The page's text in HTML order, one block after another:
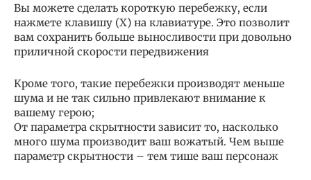
Вы можете сделать короткую перебежку, если
нажмете клавишу (Х) на клавиатуре. Это позволит
вам сохранить больше выносливости при довольно
приличной скорости передвижения
Кроме того, такие перебежки производят меньше
шума и не так сильно привлекают внимание к
вашему герою;
От параметра скрытности зависит то, насколько
много шума производит ваш вожатый. Чем выше
параметр скрытности – тем тише ваш персонаж